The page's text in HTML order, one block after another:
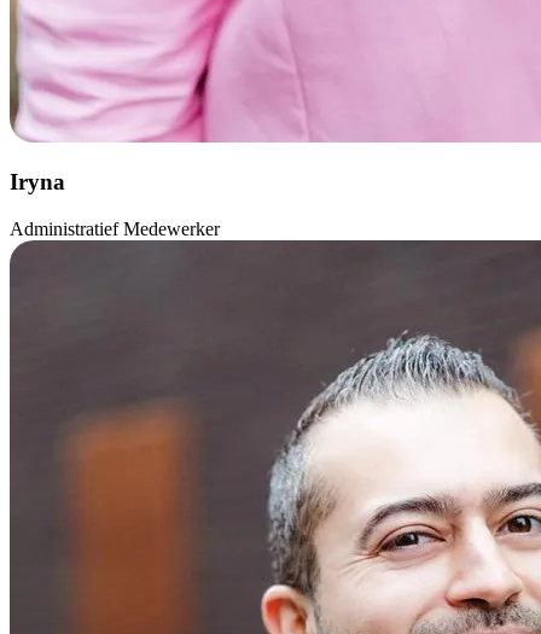
Iryna
Administratief Medewerker